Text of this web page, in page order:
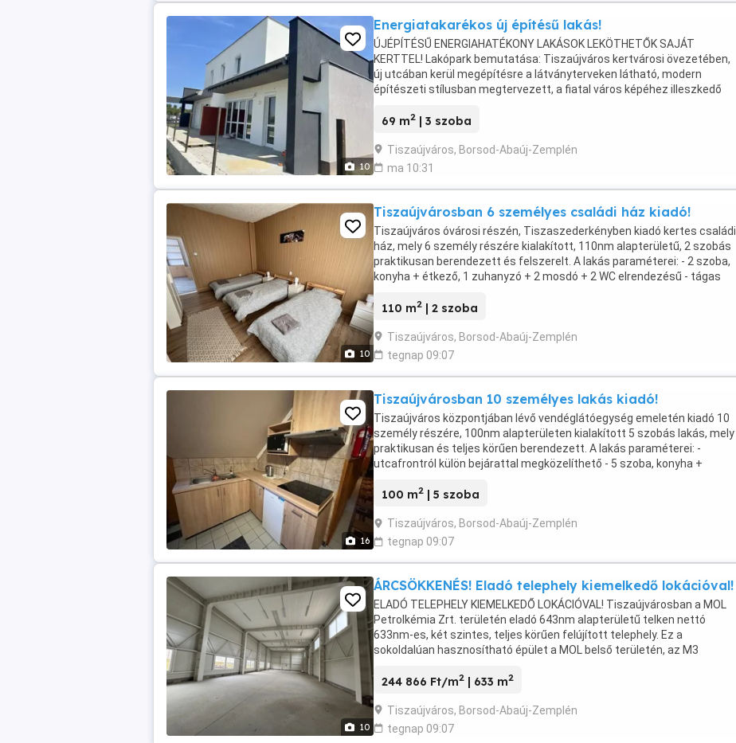
10
Energiatakarékos új építésű lakás!
ÚJÉPÍTÉSŰ ENERGIAHATÉKONY LAKÁSOK LEKÖTHETŐK SAJÁT
KERTTEL! Lakópark bemutatása: Tiszaújváros kertvárosi övezetében,
új utcában kerül megépítésre a látványterveken látható, modern
építészeti stílusban megtervezett, a fiatal város képéhez illeszkedő
69 m2 | 3 szoba
Tiszaújváros, Borsod-Abaúj-Zemplén
ma 10:31
10
Tiszaújvárosban 6 személyes családi ház kiadó!
Tiszaújváros óvárosi részén, Tiszaszederkényben kiadó kertes családi
ház, mely 6 személy részére kialakított, 110nm alapterületű, 2 szobás
praktikusan berendezett és felszerelt. A lakás paraméterei: - 2 szoba,
konyha + étkező, 1 zuhanyzó + 2 mosdó + 2 WC elrendezésű - tágas
110 m2 | 2 szoba
Tiszaújváros, Borsod-Abaúj-Zemplén
tegnap 09:07
16
Tiszaújvárosban 10 személyes lakás kiadó!
Tiszaújváros központjában lévő vendéglátóegység emeletén kiadó 10
személy részére, 100nm alapterületen kialakított 5 szobás lakás, mely
praktikusan és teljes körűen berendezett. A lakás paraméterei: -
utcafrontról külön bejárattal megközelíthető - 5 szoba, konyha +
100 m2 | 5 szoba
Tiszaújváros, Borsod-Abaúj-Zemplén
tegnap 09:07
10
ÁRCSÖKKENÉS! Eladó telephely kiemelkedő lokációval!
ELADÓ TELEPHELY KIEMELKEDŐ LOKÁCIÓVAL! Tiszaújvárosban a MOL
Petrolkémia Zrt. területén eladó 643nm alapterületű telken nettó
633nm-es, két szintes, teljes körűen felújított telephely. Ez a
sokoldalúan hasznosítható épület a MOL belső területén, az M3
244 866 Ft/m2 | 633 m2
Tiszaújváros, Borsod-Abaúj-Zemplén
tegnap 09:07